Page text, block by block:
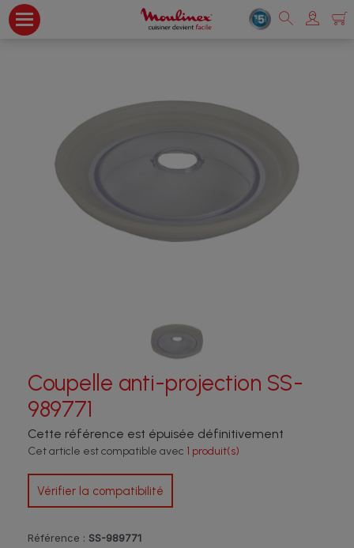
Coupelle anti-projection SS-
989771
Cette référence est épuisée définitivement
Cet article est compatible avec 1 produit(s)
Vérifier la compatibilité
Référence : SS-989771